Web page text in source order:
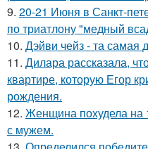
9. 20-21 Июня в Санкт-
по триатлону "медный
10. Дэйви чейз - та самая
11. Дилара рассказала,
квартире, которую Егор
рождения.
12. Женщина похудела на
с мужем.